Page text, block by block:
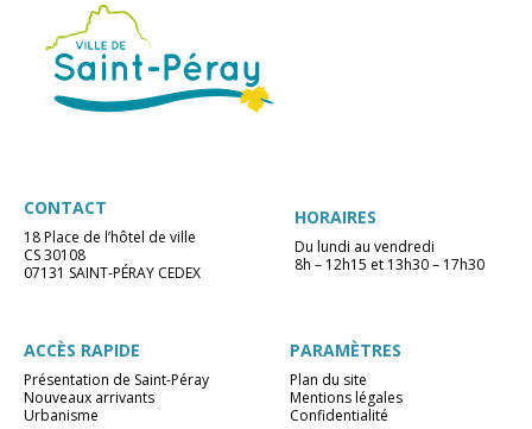
CONTACT
18 Place de l’hôtel de ville
CS 30108
07131 SAINT-PÉRAY CEDEX
HORAIRES
Du lundi au vendredi
8h – 12h15 et 13h30 – 17h30
ACCÈS RAPIDE
Présentation de Saint-Péray
Nouveaux arrivants
Urbanisme
PARAMÈTRES
Plan du site
Mentions légales
Confidentialité